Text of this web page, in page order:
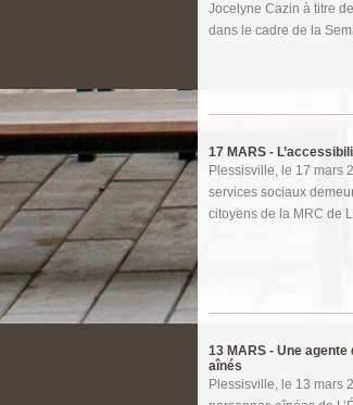
Jocelyne Cazin à titre
dans le cadre de la
17 MARS -
Plessisville, le 17 mars
services sociaux
citoyens de la MRC de
13 MARS - Une agente
aînés
Plessisville, le 13 mars